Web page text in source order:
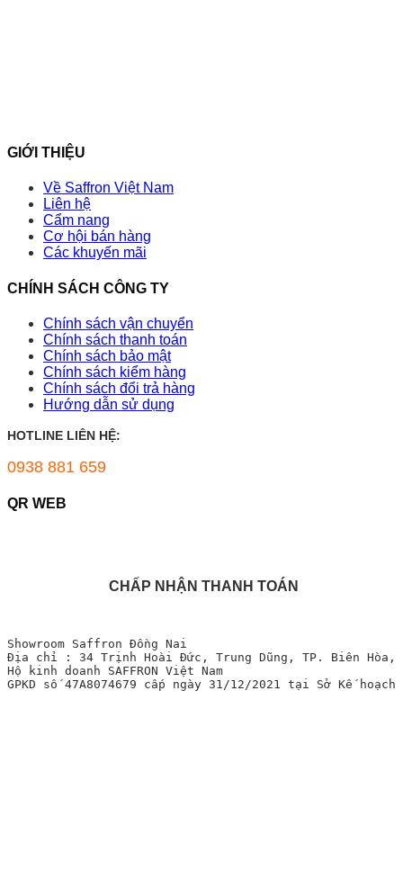
GIỚI THIỆU
Về Saffron Việt Nam
Liên hệ
Cẩm nang
Cơ hội bán hàng
Các khuyến mãi
CHÍNH SÁCH CÔNG TY
Chính sách vận chuyển
Chính sách thanh toán
Chính sách bảo mật
Chính sách kiểm hàng
Chính sách đổi trả hàng
Hướng dẫn sử dụng
HOTLINE LIÊN HỆ:
0938 881 659
QR WEB
CHẤP NHẬN THANH TOÁN
Showroom Saffron Đồng Nai
Địa chỉ : 34 Trịnh Hoài Đức, Trung Dũng, TP. Biên Hòa,
Hộ kinh doanh SAFFRON Việt Nam
GPKD số 47A8074679 cấp ngày 31/12/2021 tại Sở Kế